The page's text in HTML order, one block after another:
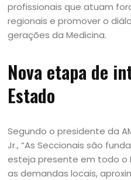
profissionais que atuam
regionais e promover o
gerações da Medicina.
Nova etapa de
Estado
Segundo o presidente da
Jr., “As Seccionais são
esteja presente em todo o
as demandas locais,